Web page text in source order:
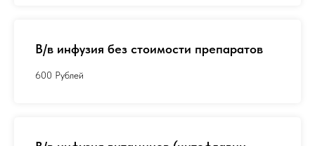
В/в инфузия без стоимости препаратов
600 Рублей